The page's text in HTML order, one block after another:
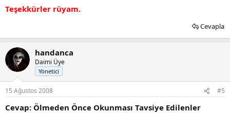
Teşekkürler rüyam.
Cevapla
handanca
Daimi Üye
Yönetici
15 Ağustos 2008 #5
Cevap: Ölmeden Önce Okunması Tavsiye Edilenler